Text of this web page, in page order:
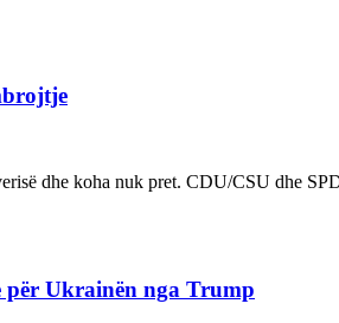
dhe koha nuk pret. CDU/CSU dhe
për Ukrainën nga Trump